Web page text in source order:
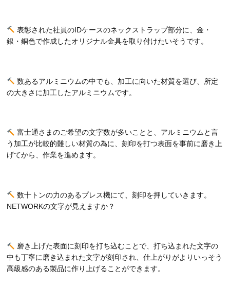
表彰された社員のIDケースのネックストラップ部分に、金・
銀・銅色で作成したオリジナル金具を取り付けたいそうです。
​​​​​​​数あるアルミニウムの中でも、加工に向いた材質を選び、所定
の大きさに加工したアルミニウムです。
富士通さまのご希望の文字数が多いことと、アルミニウムと言
う加工が比較的難しい材質の為に、刻印を打つ表面を事前に磨き上
げてから、作業を進めます。
数十トンの力のあるプレス機にて、刻印を押していきます。
NETWORKの文字が見えますか？
磨き上げた表面に刻印を打ち込むことで、打ち込まれた文字の
中も丁寧に磨き込まれた文字が刻印され、仕上がりがよりいっそう
高級感のある製品に作り上げることができます。